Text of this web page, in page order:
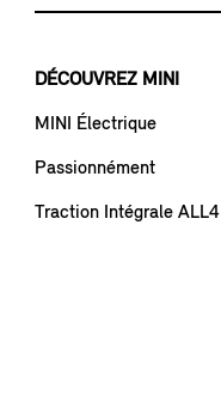
DÉCOUVREZ MINI
MINI Électrique
Passionnément
Traction Intégrale ALL4